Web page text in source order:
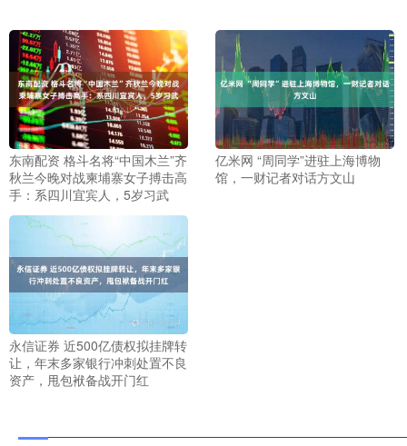
东南配资 格斗名将“中国木兰”齐
秋兰今晚对战柬埔寨女子搏击高
手：系四川宜宾人，5岁习武
亿米网 “周同学”进驻上海博物
馆，一财记者对话方文山
永信证券 近500亿债权拟挂牌转
让，年末多家银行冲刺处置不良
资产，甩包袱备战开门红